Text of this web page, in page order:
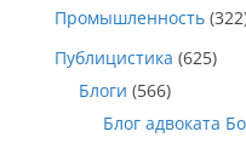
Промышленность
Публицистика (625)
Блоги (566)
Блог адвоката